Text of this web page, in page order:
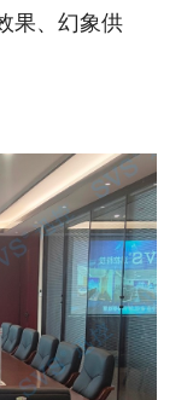
果、幻象供